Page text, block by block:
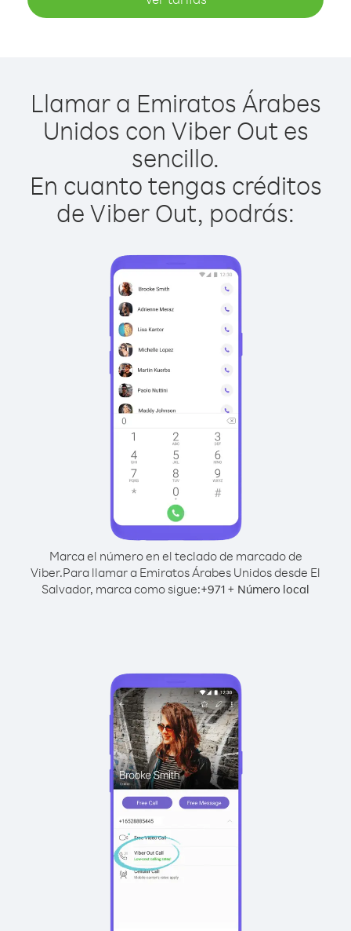
Llamar a Emiratos Árabes
Unidos con Viber Out es
sencillo.
En cuanto tengas créditos
de Viber Out, podrás:
Marca el número en el teclado de marcado de
Viber.Para llamar a Emiratos Árabes Unidos desde El
Salvador, marca como sigue:+971 + Número local